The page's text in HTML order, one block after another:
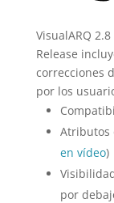
VisualARQ
Release
correcciones
por los
Atributos
en vídeo)
por